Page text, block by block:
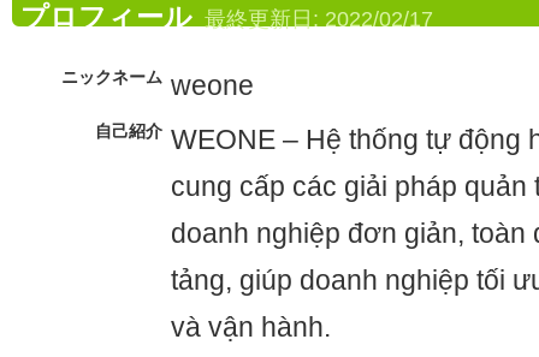
プロフィール 最終更新日: 2022/02/17
ニックネーム weone
自己紹介 WEONE – Hệ thống tự động
cung cấp các giải pháp quản
doanh nghiệp đơn giản, toàn
tảng, giúp doanh nghiệp tối
và vận hành.